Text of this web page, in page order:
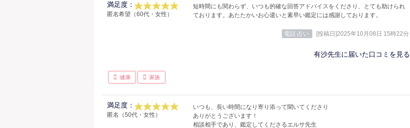
満足度：
匿名希望（60代・女性）
短時間にも関わらず、いつも的確な回答アドバイスをくださり、とても助けられ
ております。あたたかいお心遣いと素早い鑑定には感謝しております。
電話 占い [投稿日]2025年10月08日 15時22分
有沙先生に届いた口コミを見る
健康 家族
満足度：
匿名（50代・女性）
いつも、長い時間になり寄り添って聞いてくださり
ありがとうございます！
相談相手であり、鑑定してくださるエルサ先生